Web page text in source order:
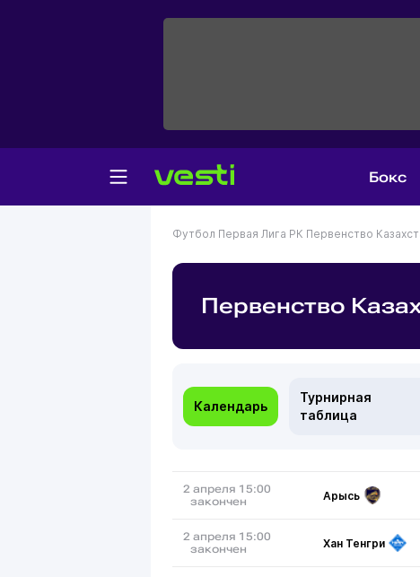
Бокс
Футбол Первая Лига РК Первенство
Первенство
Календарь
Турнирная
таблица
2 апреля 15:00
закончен
Арысь
2 апреля 15:00
закончен
Хан Тенгри